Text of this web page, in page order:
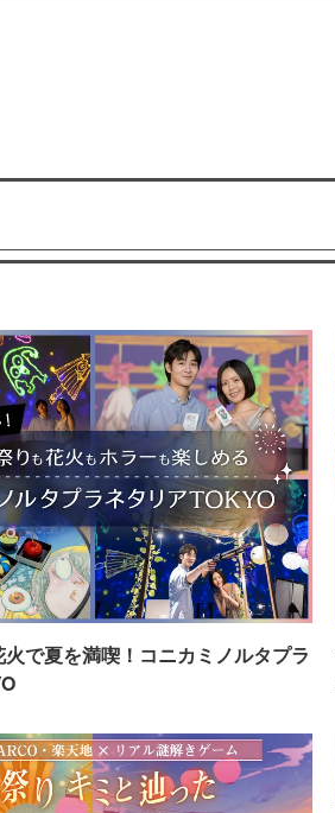
で夏を満喫！コニカミノルタプラ